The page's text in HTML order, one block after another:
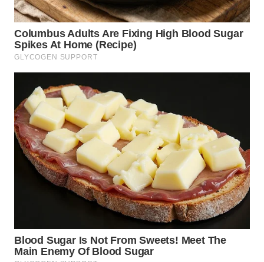
WN
PAKPAK
WN
BEKASI
WN
BOGOR
WN
TAPANULI